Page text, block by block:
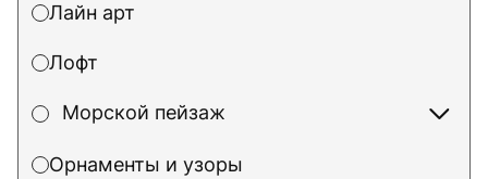
Лайн арт
Лофт
Морской пейзаж
Орнаменты и узоры